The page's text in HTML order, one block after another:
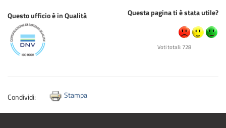
Questa pagina ti è stata utile?
Voti totali: 728
Questo ufficio è in Qualità
Condividi: Stampa